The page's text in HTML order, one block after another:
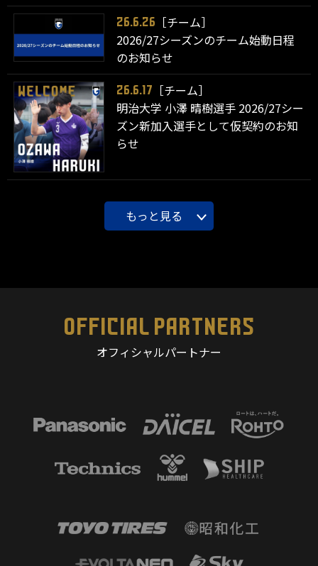
26.6.26
［チーム］
2026/27シーズンのチーム始動日程
のお知らせ
26.6.17
［チーム］
明治大学 小澤 晴樹選手 2026/27シー
ズン新加入選手として仮契約のお知
らせ
もっと見る
OFFICIAL PARTNERS
オフィシャルパートナー